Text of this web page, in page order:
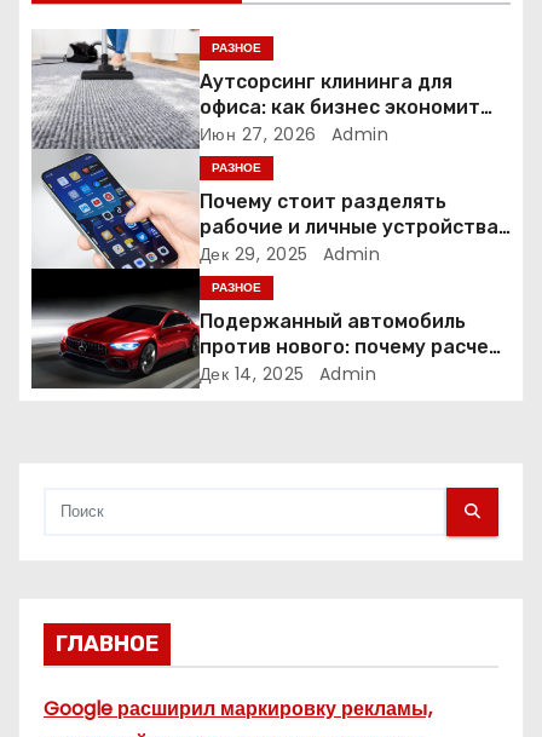
я
п
о
з
п
и
с
РАЗНОЕ
Аутсорсинг клининга для
офиса: как бизнес экономит
время и деньги на уборке
Июн 27, 2026 Admin
РАЗНОЕ
Почему стоит разделять
рабочие и личные устройства
— и чем опасно всё смешивать
Дек 29, 2025 Admin
РАЗНОЕ
Подержанный автомобиль
против нового: почему расчет
часто подводит
Дек 14, 2025 Admin
ГЛАВНОЕ
Google расширил маркировку рекламы,